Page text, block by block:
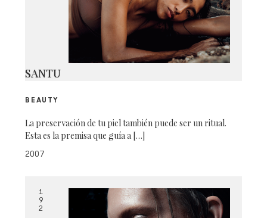
SANTU
BEAUTY
La preservación de tu piel también puede ser un ritual.
Esta es la premisa que guía a […]
2007
1
9
2